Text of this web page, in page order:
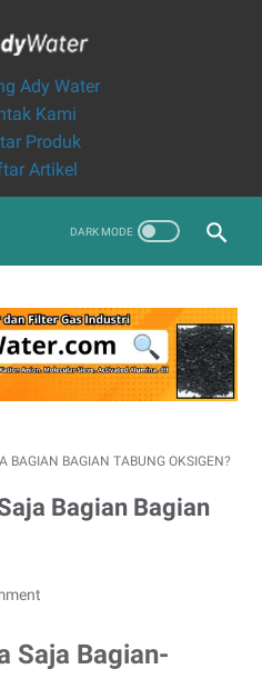
Ady Water
Kami
Produk
Artikel
BAGIAN TABUNG OKSIGEN?
Bagian Bagian
Saja Bagian-